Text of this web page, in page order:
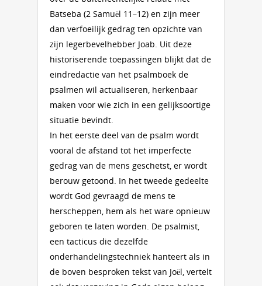
Batseba (2 Samuël 11–12) en zijn meer
dan verfoeilijk gedrag ten opzichte van
zijn legerbevelhebber Joab. Uit deze
historiserende toepassingen blijkt dat de
eindredactie van het psalmboek de
psalmen wil actualiseren, herkenbaar
maken voor wie zich in een gelijksoortige
situatie bevindt.
In het eerste deel van de psalm wordt
vooral de afstand tot het imperfecte
gedrag van de mens geschetst, er wordt
berouw getoond. In het tweede gedeelte
wordt God gevraagd de mens te
herscheppen, hem als het ware opnieuw
geboren te laten worden. De psalmist,
een tacticus die dezelfde
onderhandelingstechniek hanteert als in
de boven besproken tekst van Joël, vertelt